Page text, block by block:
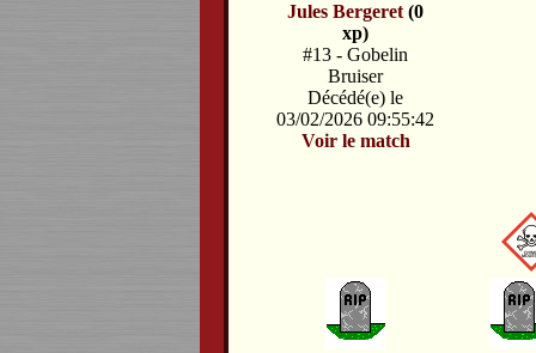
Jules Bergeret (0
xp)
#13 - Gobelin
Bruiser
Décédé(e) le
03/02/2026 09:55:42
Voir le match